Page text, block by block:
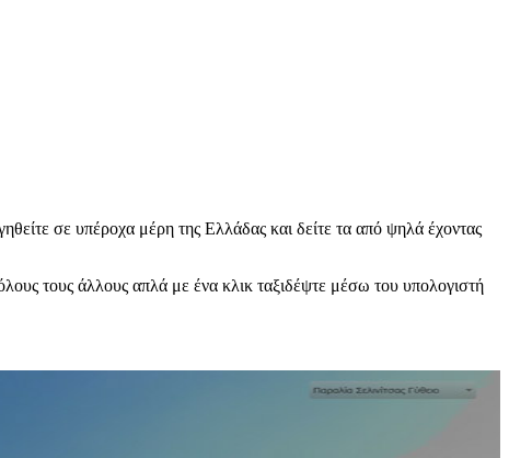
σε υπέροχα μέρη της Ελλάδας και δείτε τα από ψηλά έχοντας
τους άλλους απλά με ένα κλικ ταξιδέψτε μέσω του υπολογιστή